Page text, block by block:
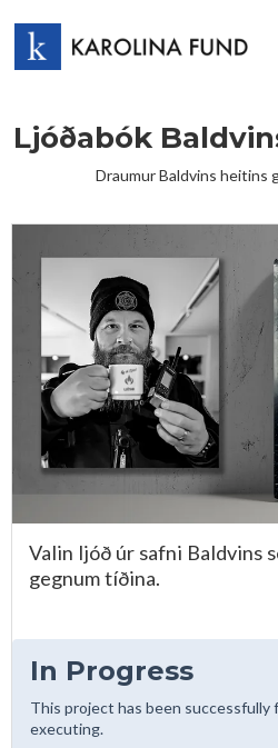
Ljóðabók
Draumur Baldvins heitins
Valin ljóð úr safni Baldvins
gegnum tíðina.
In Progress
This project has been successfully
executing.